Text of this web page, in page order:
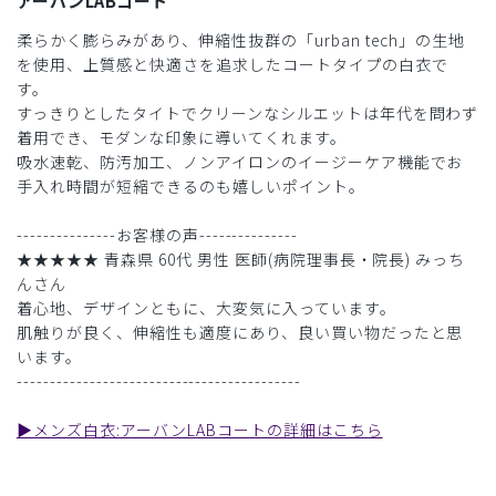
柔らかく膨らみがあり、伸縮性抜群の「urban tech」の生地
を使用、上質感と快適さを追求したコートタイプの白衣で
す。
すっきりとしたタイトでクリーンなシルエットは年代を問わず
着用でき、モダンな印象に導いてくれます。
吸水速乾、防汚加工、ノンアイロンのイージーケア機能でお
手入れ時間が短縮できるのも嬉しいポイント。
---------------お客様の声---------------
★★★★★ 青森県 60代 男性 医師(病院理事長・院長) みっち
んさん
着心地、デザインともに、大変気に入っています。
肌触りが良く、伸縮性も適度にあり、良い買い物だったと思
います。
-------------------------------------------
▶︎メンズ白衣:アーバンLABコートの詳細はこちら